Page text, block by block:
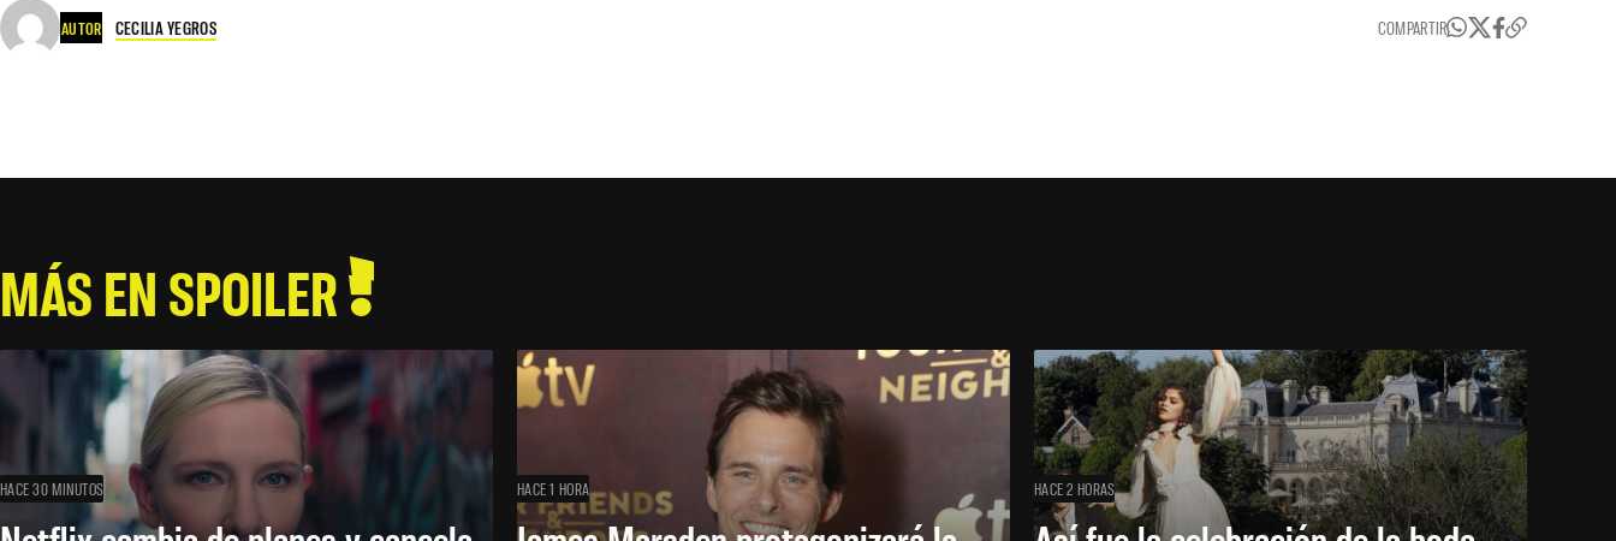
AUTOR CECILIA YEGROS COMPARTIR
MÁS EN SPOILER
HACE 30 MINUTOS HACE 1 HORA HACE 2 HORAS